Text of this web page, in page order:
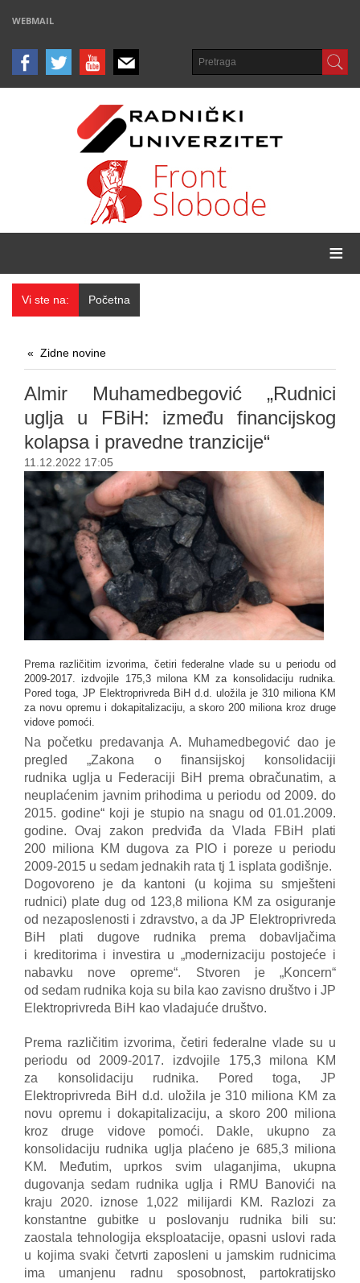
WEBMAIL
≡
Vi ste na: Početna
Zidne novine
Almir Muhamedbegović „Rudnici
uglja u FBiH: između financijskog
kolapsa i pravedne tranzicije“
11.12.2022 17:05
Prema različitim izvorima, četiri federalne vlade su u periodu od
2009-2017. izdvojile 175,3 milona KM za konsolidaciju rudnika.
Pored toga, JP Elektroprivreda BiH d.d. uložila je 310 miliona KM
za novu opremu i dokapitalizaciju, a skoro 200 miliona kroz druge
vidove pomoći.
Na početku predavanja A. Muhamedbegović dao je
pregled „Zakona o finansijskoj konsolidaciji
rudnika uglja u Federaciji BiH prema obračunatim, a
neuplaćenim javnim prihodima u periodu od 2009. do
2015.godine“ koji je stupio na snagu od 01.01.2009.
godine. Ovaj zakon predviđa da Vlada FBiH plati
200 miliona KM dugova za PIO i poreze u periodu
2009-2015 u sedam jednakih rata tj 1 isplata godišnje.
Dogovoreno je da kantoni (u kojima su smješteni
rudnici) plate dug od 123,8 miliona KM za osiguranje
od nezaposlenosti i zdravstvo, a da JP Elektroprivreda
BiH plati dugove rudnika prema dobavljačima
i
kreditorima i investira u „modernizaciju postojeće i
nabavku nove opreme“. Stvoren je „Koncern“
od sedam rudnika koja su bila kao zavisno društvo i JP
Elektroprivreda BiH kao vladajuće društvo.
Prema različitim izvorima, četiri federalne vlade su u
periodu od 2009-2017. izdvojile 175,3 milona KM
za
konsolidaciju rudnika. Pored toga, JP
Elektroprivreda BiH d.d. uložila je 310 miliona KM za
novu opremu i dokapitalizaciju, a skoro 200 miliona
kroz druge vidove pomoći. Dakle, ukupno za
konsolidaciju rudnika uglja plaćeno je 685,3 miliona
KM. Međutim, uprkos svim ulaganjima, ukupna
dugovanja sedam rudnika uglja i RMU Banovići na
kraju 2020. iznose 1,022 milijardi KM. Razlozi za
konstantne gubitke u poslovanju rudnika bili su:
zaostala tehnologija eksploatacije, opasni uslovi rada
u kojima svaki četvrti zaposleni u jamskim rudnicima
ima umanjenu radnu sposobnost, partokratijsko